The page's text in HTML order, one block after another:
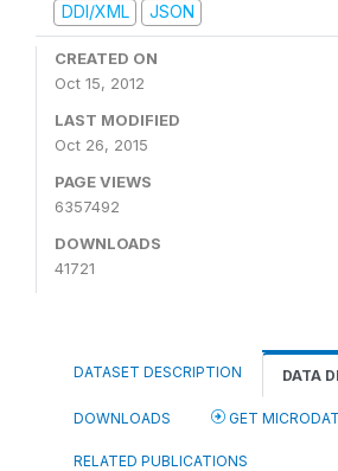
DDI/XML
JSON
CREATED ON
Oct 15, 2012
LAST MODIFIED
Oct 26, 2015
PAGE VIEWS
6357492
DOWNLOADS
41721
DATASET DESCRIPTION DATA
DOWNLOADS GET
RELATED PUBLICATIONS